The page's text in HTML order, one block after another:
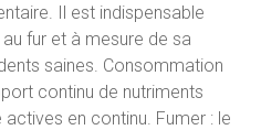
Il est indispensable
fur et à mesure de sa
saines. Consommation
continu de nutriments
en continu. Fumer : le